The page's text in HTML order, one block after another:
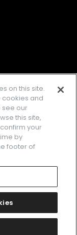
twitter
社の商標です。
on this site.
cookies and
see our
this site,
your
by
footer of